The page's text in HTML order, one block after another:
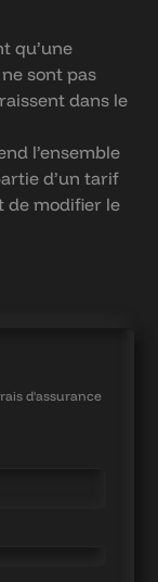
qu’une
sont pas
dans le
l’ensemble
d’un tarif
de modifier le
d'assurance